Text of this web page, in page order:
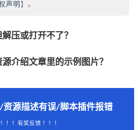
声明 】。
压或打开不了？
介绍文章里的示例图片？
/资源描述有误/脚本插件报错
！！！有奖反馈 ！！！